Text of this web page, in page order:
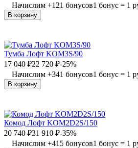
Начислим +121 бонусов1 бонус = 1
В корзину
Тумба Лофт KOM3S/90
17 040 ₽22 720 ₽-25%
Начислим +341 бонусов1 бонус = 1
В корзину
Комод Лофт KOM2D2S/150
20 740 ₽31 910 ₽-35%
Начислим +415 бонусов1 бонус = 1